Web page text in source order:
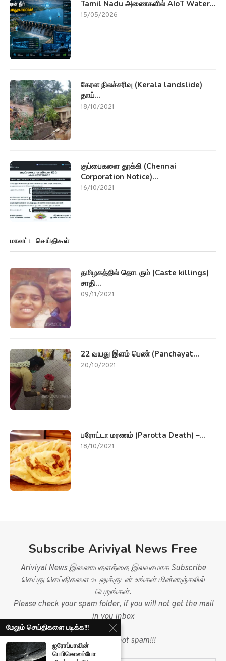
Tamil Nadu அணைகளில் AIoT Water...
15/05/2026
கேரள நிலச்சரிவு (Kerala landslide)
தாய்...
18/10/2021
குப்பைகளை தூக்கி (Chennai
Corporation Notice)...
16/10/2021
மாவட்ட செய்திகள்
தமிழகத்தில் தொடரும் (Caste killings)
சாதி...
09/11/2021
22 வயது இளம் பெண் (Panchayat...
20/10/2021
பரோட்டா மரணம் (Parotta Death) –...
18/10/2021
Subscribe Ariviyal News Free
Ariviyal News இணையதளத்தை இலவசமாக Subscribe
செய்து செய்திகளை உடனுக்குடன் உங்கள் மின்னஞ்சலில்
பெறுங்கள்.
Please check your spam folder, if you will not get the mail
in you inbox
&
mark mail as not spam!!!
மேலும் செய்திகளை படிக்க!!!
ஐரோப்பாவின்
பெபிகொலம்போ